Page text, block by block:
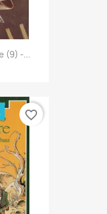
(9) -...
favorite_border